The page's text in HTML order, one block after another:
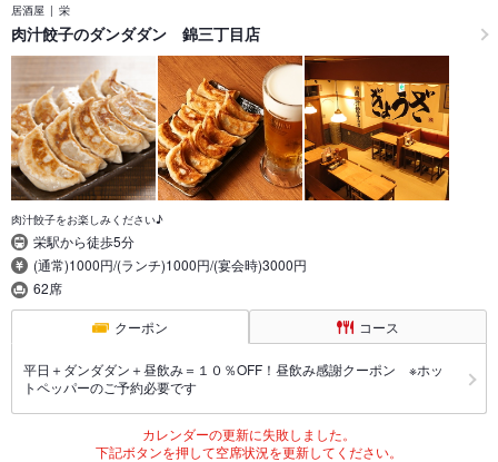
居酒屋 栄
肉汁餃子のダンダダン 錦三丁目店
肉汁餃子をお楽しみください♪
栄駅から徒歩5分
(通常)1000円/(ランチ)1000円/(宴会時)3000円
62席
クーポン コース
平日＋ダンダダン＋昼飲み＝１０％OFF！昼飲み感謝クーポン ※ホッ
トペッパーのご予約必要です
カレンダーの更新に失敗しました。
下記ボタンを押して空席状況を更新してください。